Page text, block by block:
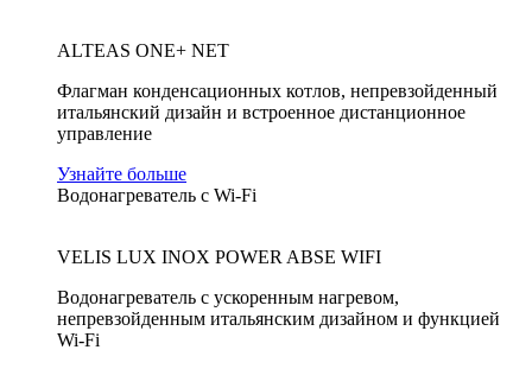
ALTEAS ONE+ NET
Флагман конденсационных котлов, непревзойденный
итальянский дизайн и встроенное дистанционное
управление
Узнайте больше
Водонагреватель с Wi-Fi
VELIS LUX INOX POWER ABSE WIFI
Водонагреватель с ускоренным нагревом,
непревзойденным итальянским дизайном и функцией
Wi-Fi